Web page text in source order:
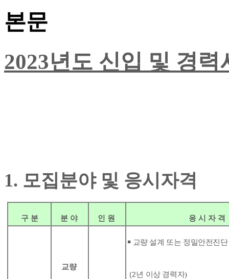
본문
2023년도 신입 및 경
1. 모집분야 및 응시자격
구 분 분 야 인 원 응 시 자 격
교량
￭교량 설계 또는 정밀안전진
(2년 이상 경력자)